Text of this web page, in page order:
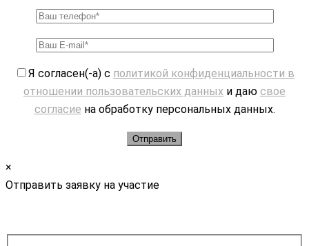
Я согласен(-а) с политикой конфиденциальности в
отношении пользовательских данных и даю свое
согласие на обработку персональных данных.
×
Отправить заявку на участие